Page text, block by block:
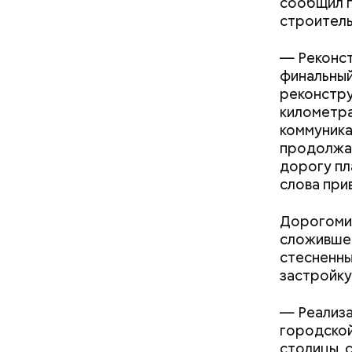
—
дорогу
слова
—
печатной
Павел
жители
разных